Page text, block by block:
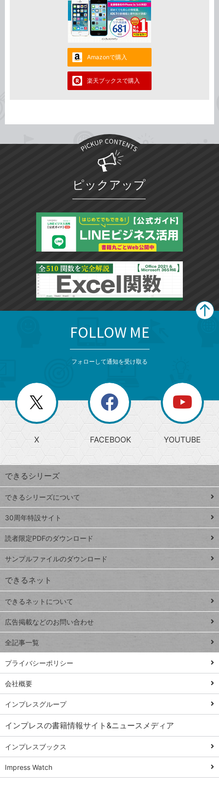
Amazonで購入
楽天ブックスで購入
ピックアップ
じ
る
search
検
索
上
昇
ワ
ー
ド
Google
スプレ
ッドシ
ート
iPhone
VLOOKUP
close
閉じ
る
閉
じ
る
ー
か
ら
探
す
ト
ッ
プ
ペ
ジ
連載
Excel Q&A
トイアンナ流仕
事術
PowerAutomate
ではじめる業務
の完全自動化
AI議事録作成術
Windows 11
Q&A
Teams踏み込み
活用術
Excel講師の仕事
術
FOLLOW ME
フォローして通知を受け取る
X FACEBOOK YOUTUBE
できるシリーズ
できるシリーズについて
30周年特設サイト
読者限定PDFのダウンロード
サンプルファイルのダウンロード
できるネット
できるネットについて
広告掲載などのお問い合わせ
全記事一覧
プライバシーポリシー
会社概要
インプレスグループ
インプレスの書籍情報サイト&ニュースメディア
インプレスブックス
Impress Watch